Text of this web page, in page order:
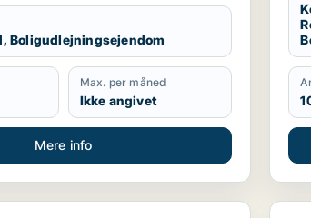
Boligudlejningsejendom
Max. per måned
Ikke angivet
Mere info